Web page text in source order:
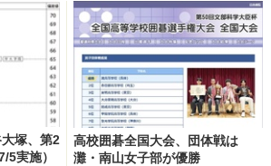
大塚、第2
5実施）
高校囲碁全国大会、団体戦は
灘・南山女子部が優勝